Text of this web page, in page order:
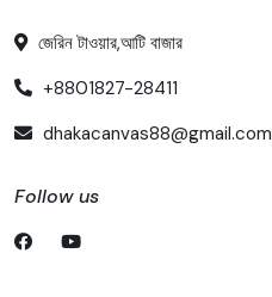
জেরিন টাওয়ার,আটি বাজার
+8801827-28411
dhakacanvas88@gmail.com
Follow us